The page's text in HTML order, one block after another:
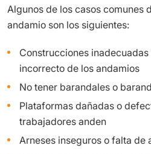
Algunos de los casos comunes
andamio son los siguientes:
Construcciones
incorrecto de los andamios
No tener barandales o
Plataformas dañadas o
trabajadores anden
Arneses inseguros o falta de